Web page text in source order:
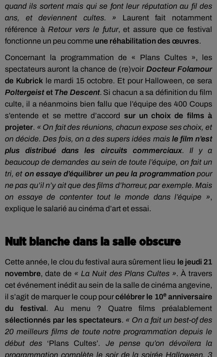
quand ils sortent mais qui se font leur réputation au fil des
ans, et deviennent cultes. » Laurent fait notamment
référence à Retour vers le futur, et assure que ce festival
fonctionne un peu comme une réhabilitation des œuvres.
Concernant la programmation de « Plans Cultes », les
spectateurs auront la chance de (re)voir Docteur Folamour
de Kubrick le mardi 15 octobre. Et pour Halloween, ce sera
Poltergeistet The Descent. Si chacun a sa définition du film
culte, il a néanmoins bien fallu que l’équipe des 400 Coups
s’entende et se mettre d’accord sur un choix de films à
projeter. « On fait des réunions, chacun expose ses choix, et
on décide. Des fois, on a des supers idées mais le film n’est
plus distribué dans les circuits commerciaux. Il y a
beaucoup de demandes au sein de toute l’équipe, on fait un
tri, et on essaye d’équilibrer un peu la programmationpour
ne pas qu’il n’y ait que des films d’horreur, par exemple. Mais
on essaye de contenter tout le monde dans l’équipe »,
explique le salarié au cinéma d’art et essai.
Nuit blanche dans la salle obscure
Cette année, le clou du festival aura sûrement lieu le jeudi 21
novembre, date de « La Nuit des Plans Cultes ». À travers
cet événement inédit au sein de la salle de cinéma angevine,
il s’agit de marquer le coup pourcélébrer le 10eanniversaire
du festival. Au menu ? Quatre films préalablement
sélectionnés par les spectateurs. « On a fait un best-of des
20 meilleurs films de toute notre programmation depuis le
début des ‘Plans Cultes’. Je pense qu’on dévoilera la
programmation complète le soir de la soirée Halloween, 3